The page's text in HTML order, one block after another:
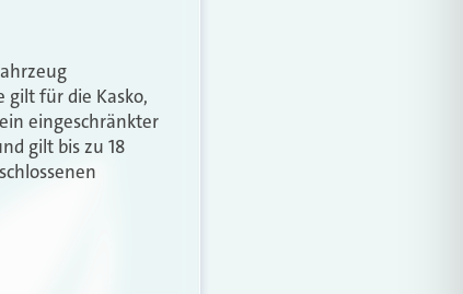
gilt für die Kasko,
eingeschränkter
gilt bis zu 18